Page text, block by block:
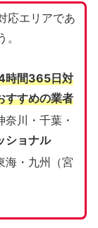
応エリアであ
時間365日対
すすめの業者
川・千葉・
ショナル
海・九州（宮